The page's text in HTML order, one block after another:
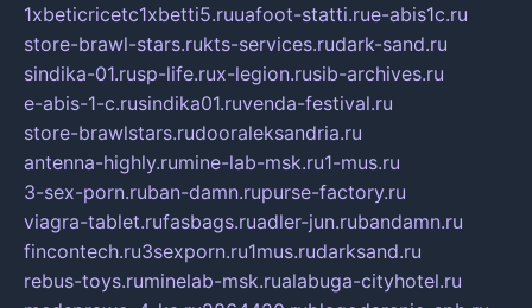
1xbeticricetc1xbetti5.ruuafoot-statti.rue-abis1c.ru
store-brawl-stars.rukts-services.rudark-sand.ru
sindika-01.rusp-life.rux-legion.rusib-archives.ru
e-abis-1-c.rusindika01.ruvenda-festival.ru
store-brawlstars.rudooraleksandria.ru
antenna-highly.rumine-lab-msk.ru1-mus.ru
3-sex-porn.ruban-damn.rupurse-factory.ru
viagra-tablet.rufasbags.ruadler-jun.rubandamn.ru
fincontech.ru3sexporn.ru1mus.rudarksand.ru
rebus-toys.ruminelab-msk.rualabuga-cityhotel.ru